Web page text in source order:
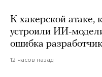
К хакерской атаке,
устроили ИИ-
ошибка
12 часов назад